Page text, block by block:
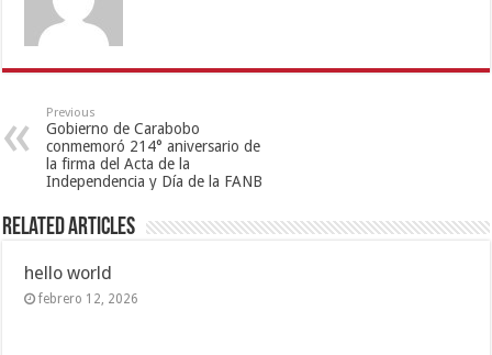
Previous
Gobierno de Carabobo
conmemoró 214° aniversario de
la firma del Acta de la
Independencia y Día de la FANB
Related Articles
hello world
febrero 12, 2026